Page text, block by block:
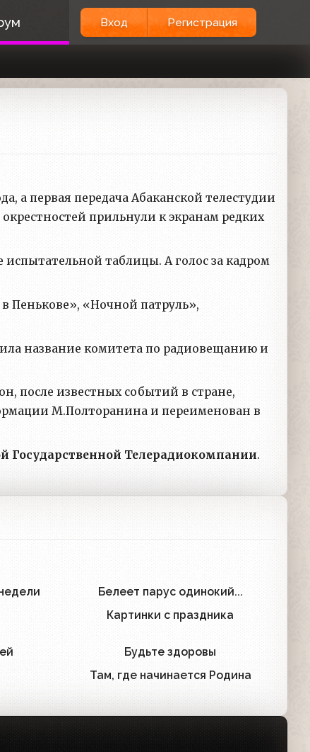
Вход Регистрация
а первая передача Абаканской телестудии
прильнули к экранам редких
таблицы. А голос за кадром
Пенькове», «Ночной патруль»,
название комитета по радиовещанию и
после известных событий в стране,
М.Полторанина и переименован в
Государственной Телерадиокомпании.
4 Белеет парус одинокий...
Картинки с праздника
Будьте здоровы
Там, где начинается Родина